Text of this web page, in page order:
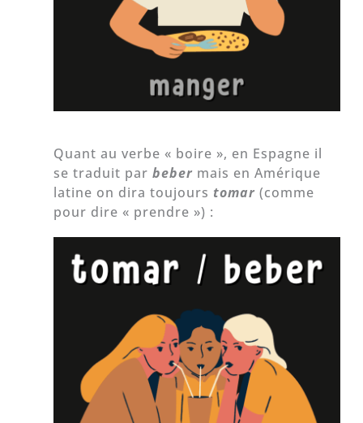
Quant au verbe « boire », en Espagne il
se traduit parbeber mais en Amérique
latine on dira toujours tomar (comme
pour dire « prendre ») :